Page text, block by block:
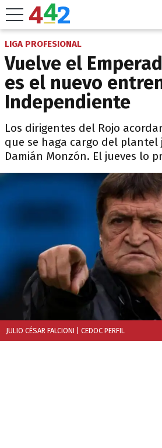
LIGA PROFESIONAL
Vuelve el
es el nuevo
Independiente
Los dirigentes del Rojo
que se haga cargo del plantel
Damián Monzón. El jueves lo
JULIO CÉSAR FALCIONI | CEDOC PERFIL